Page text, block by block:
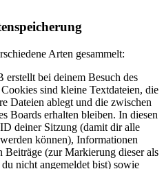
Arten gesammelt:
bei deinem Besuch des
sind kleine Textdateien, die
Dateien ablegt und die zwischen
Boards erhalten bleiben. In diesen
deiner Sitzung (damit dir alle
können), Informationen
Beiträge (zur Markierung dieser als
nicht angemeldet bist) sowie